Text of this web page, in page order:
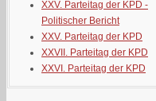
XXV. Parteitag der KPD -
Politischer Bericht
XXV. Parteitag der KPD
XXVII. Parteitag der KPD
XXVI. Parteitag der KPD